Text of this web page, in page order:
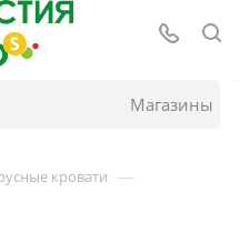
Магазины
кровати —